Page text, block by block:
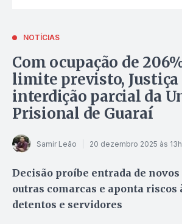
NOTÍCIAS
Com ocupação de
limite previsto,
interdição parcial da
Prisional de Guaraí
Samir Leão 20 dezembro 2025 às
Decisão proíbe entrada de novos
outras comarcas e aponta riscos
detentos e servidores